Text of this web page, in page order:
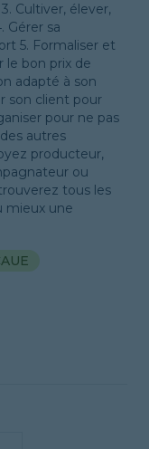
Cultiver, élever,
Gérer sa
5. Formaliser et
le bon prix de
adapté à son
son client pour
pour ne pas
autres
producteur,
ou
tous les
mieux une